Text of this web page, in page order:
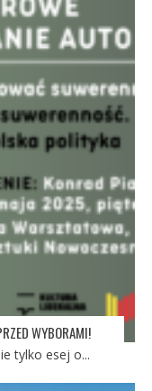
WYBORAMI!
tylko esej o...